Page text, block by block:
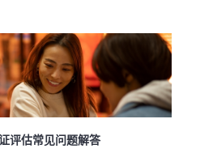
评估常见问题解答